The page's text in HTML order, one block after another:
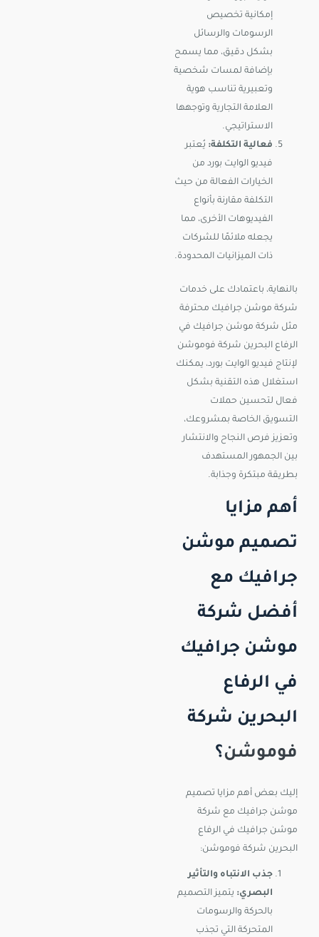
إمكانية تخصيص
الرسومات والرسائل
بشكل دقيق، مما يسمح
بإضافة لمسات شخصية
وتعبيرية تناسب هوية
العلامة التجارية وتوجهها
الاستراتيجي.
فعالية التكلفة: يُعتبر
فيديو الوايت بورد من
الخيارات الفعالة من حيث
التكلفة مقارنة بأنواع
الفيديوهات الأخرى، مما
يجعله ملائمًا للشركات
ذات الميزانيات المحدودة.
بالنهاية، باعتمادك على خدمات
شركة موشن جرافيك محترفة
مثل شركة موشن جرافيك في
الرفاع البحرين شركة فوموشن
لإنتاج فيديو الوايت بورد، يمكنك
استغلال هذه التقنية بشكل
فعال لتحسين حملات
التسويق الخاصة بمشروعك،
وتعزيز فرص النجاح والانتشار
بين الجمهور المستهدف
بطريقة مبتكرة وجذابة.
أهم مزايا
تصميم موشن
جرافيك مع
أفضل شركة
موشن جرافيك
في الرفاع
البحرين شركة
فوموشن؟
إليك بعض أهم مزايا تصميم
موشن جرافيك مع شركة
موشن جرافيك في الرفاع
البحرين شركة فوموشن:
جذب الانتباه والتأثير
البصري: يتميز التصميم
بالحركة والرسومات
المتحركة التي تجذب